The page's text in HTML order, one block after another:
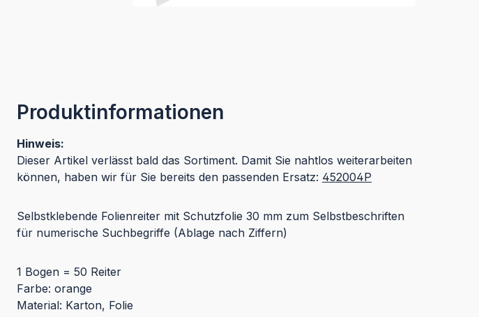
Produktinformationen
Hinweis:
Dieser Artikel verlässt bald das Sortiment. Damit Sie nahtlos weiterarbeiten
können, haben wir für Sie bereits den passenden Ersatz: 452004P
Selbstklebende Folienreiter mit Schutzfolie 30 mm zum Selbstbeschriften
für numerische Suchbegriffe (Ablage nach Ziffern)
1 Bogen = 50 Reiter
Farbe: orange
Material: Karton, Folie